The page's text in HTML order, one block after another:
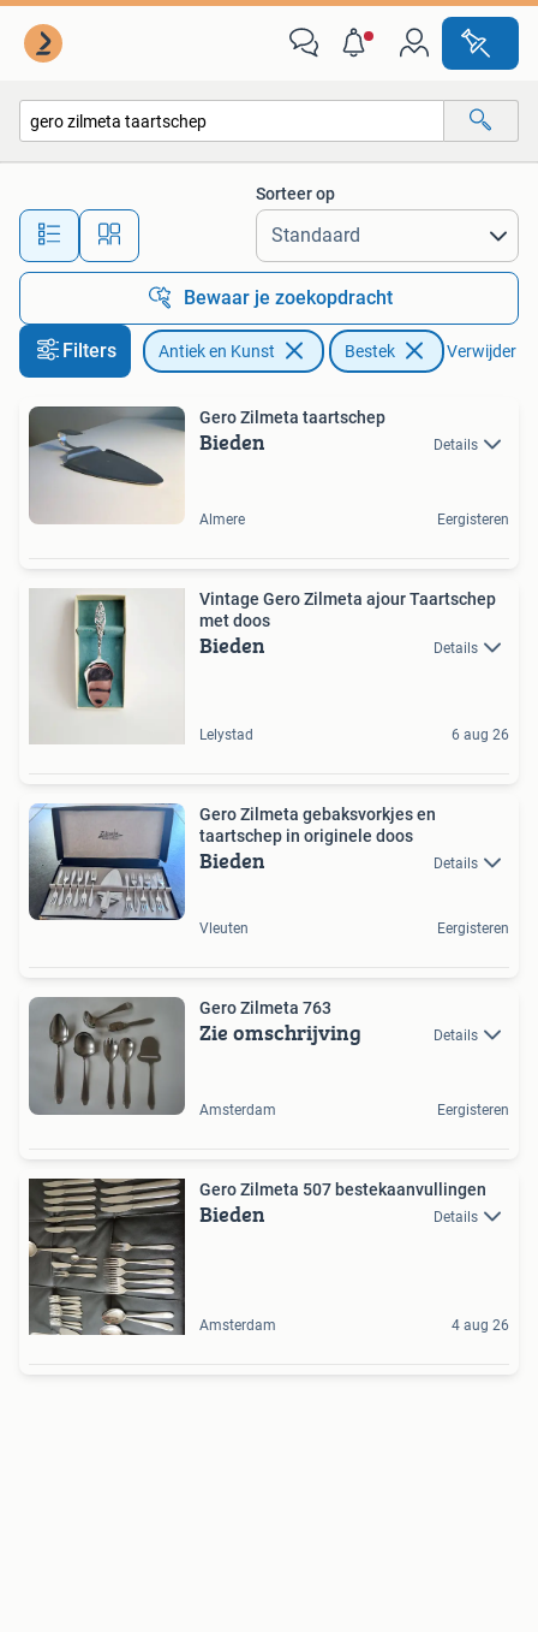
Alle afstanden…
Sorteer op
Bewaar je zoekopdracht
Filters Antiek en Kunst Bestek Verwijder
Gero Zilmeta taartschep
Bieden Details
Almere Eergisteren
Vintage Gero Zilmeta ajour Taartschep
met doos
Bieden Details
Lelystad 6 aug 26
Gero Zilmeta gebaksvorkjes en
taartschep in originele doos
Bieden Details
Vleuten Eergisteren
Gero Zilmeta 763
Zie omschrijving Details
Amsterdam Eergisteren
Gero Zilmeta 507 bestekaanvullingen
Bieden Details
Amsterdam 4 aug 26